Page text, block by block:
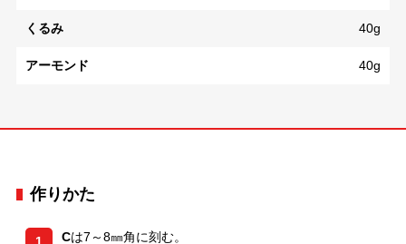
くるみ 40g
アーモンド 40g
作りかた
Cは7～8㎜角に刻む。